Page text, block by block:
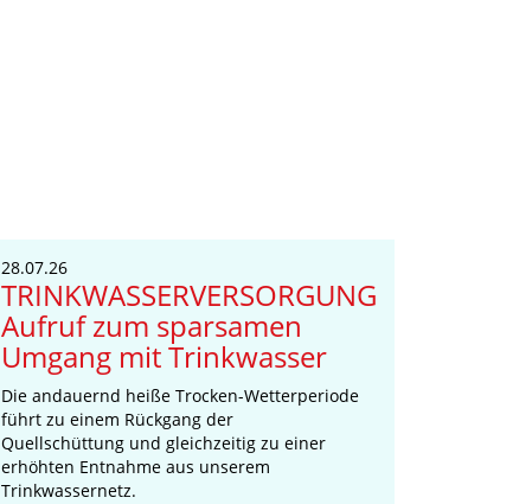
28.07.26
TRINKWASSERVERSORGUNG-
Aufruf zum sparsamen
Umgang mit Trinkwasser
Die andauernd heiße Trocken-Wetterperiode
führt zu einem Rückgang der
Quellschüttung und gleichzeitig zu einer
erhöhten Entnahme aus unserem
Trinkwassernetz.